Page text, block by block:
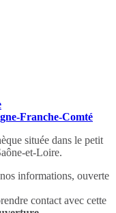
Franche-Comté
située dans le petit
et-Loire.
informations, ouverte
contact avec cette